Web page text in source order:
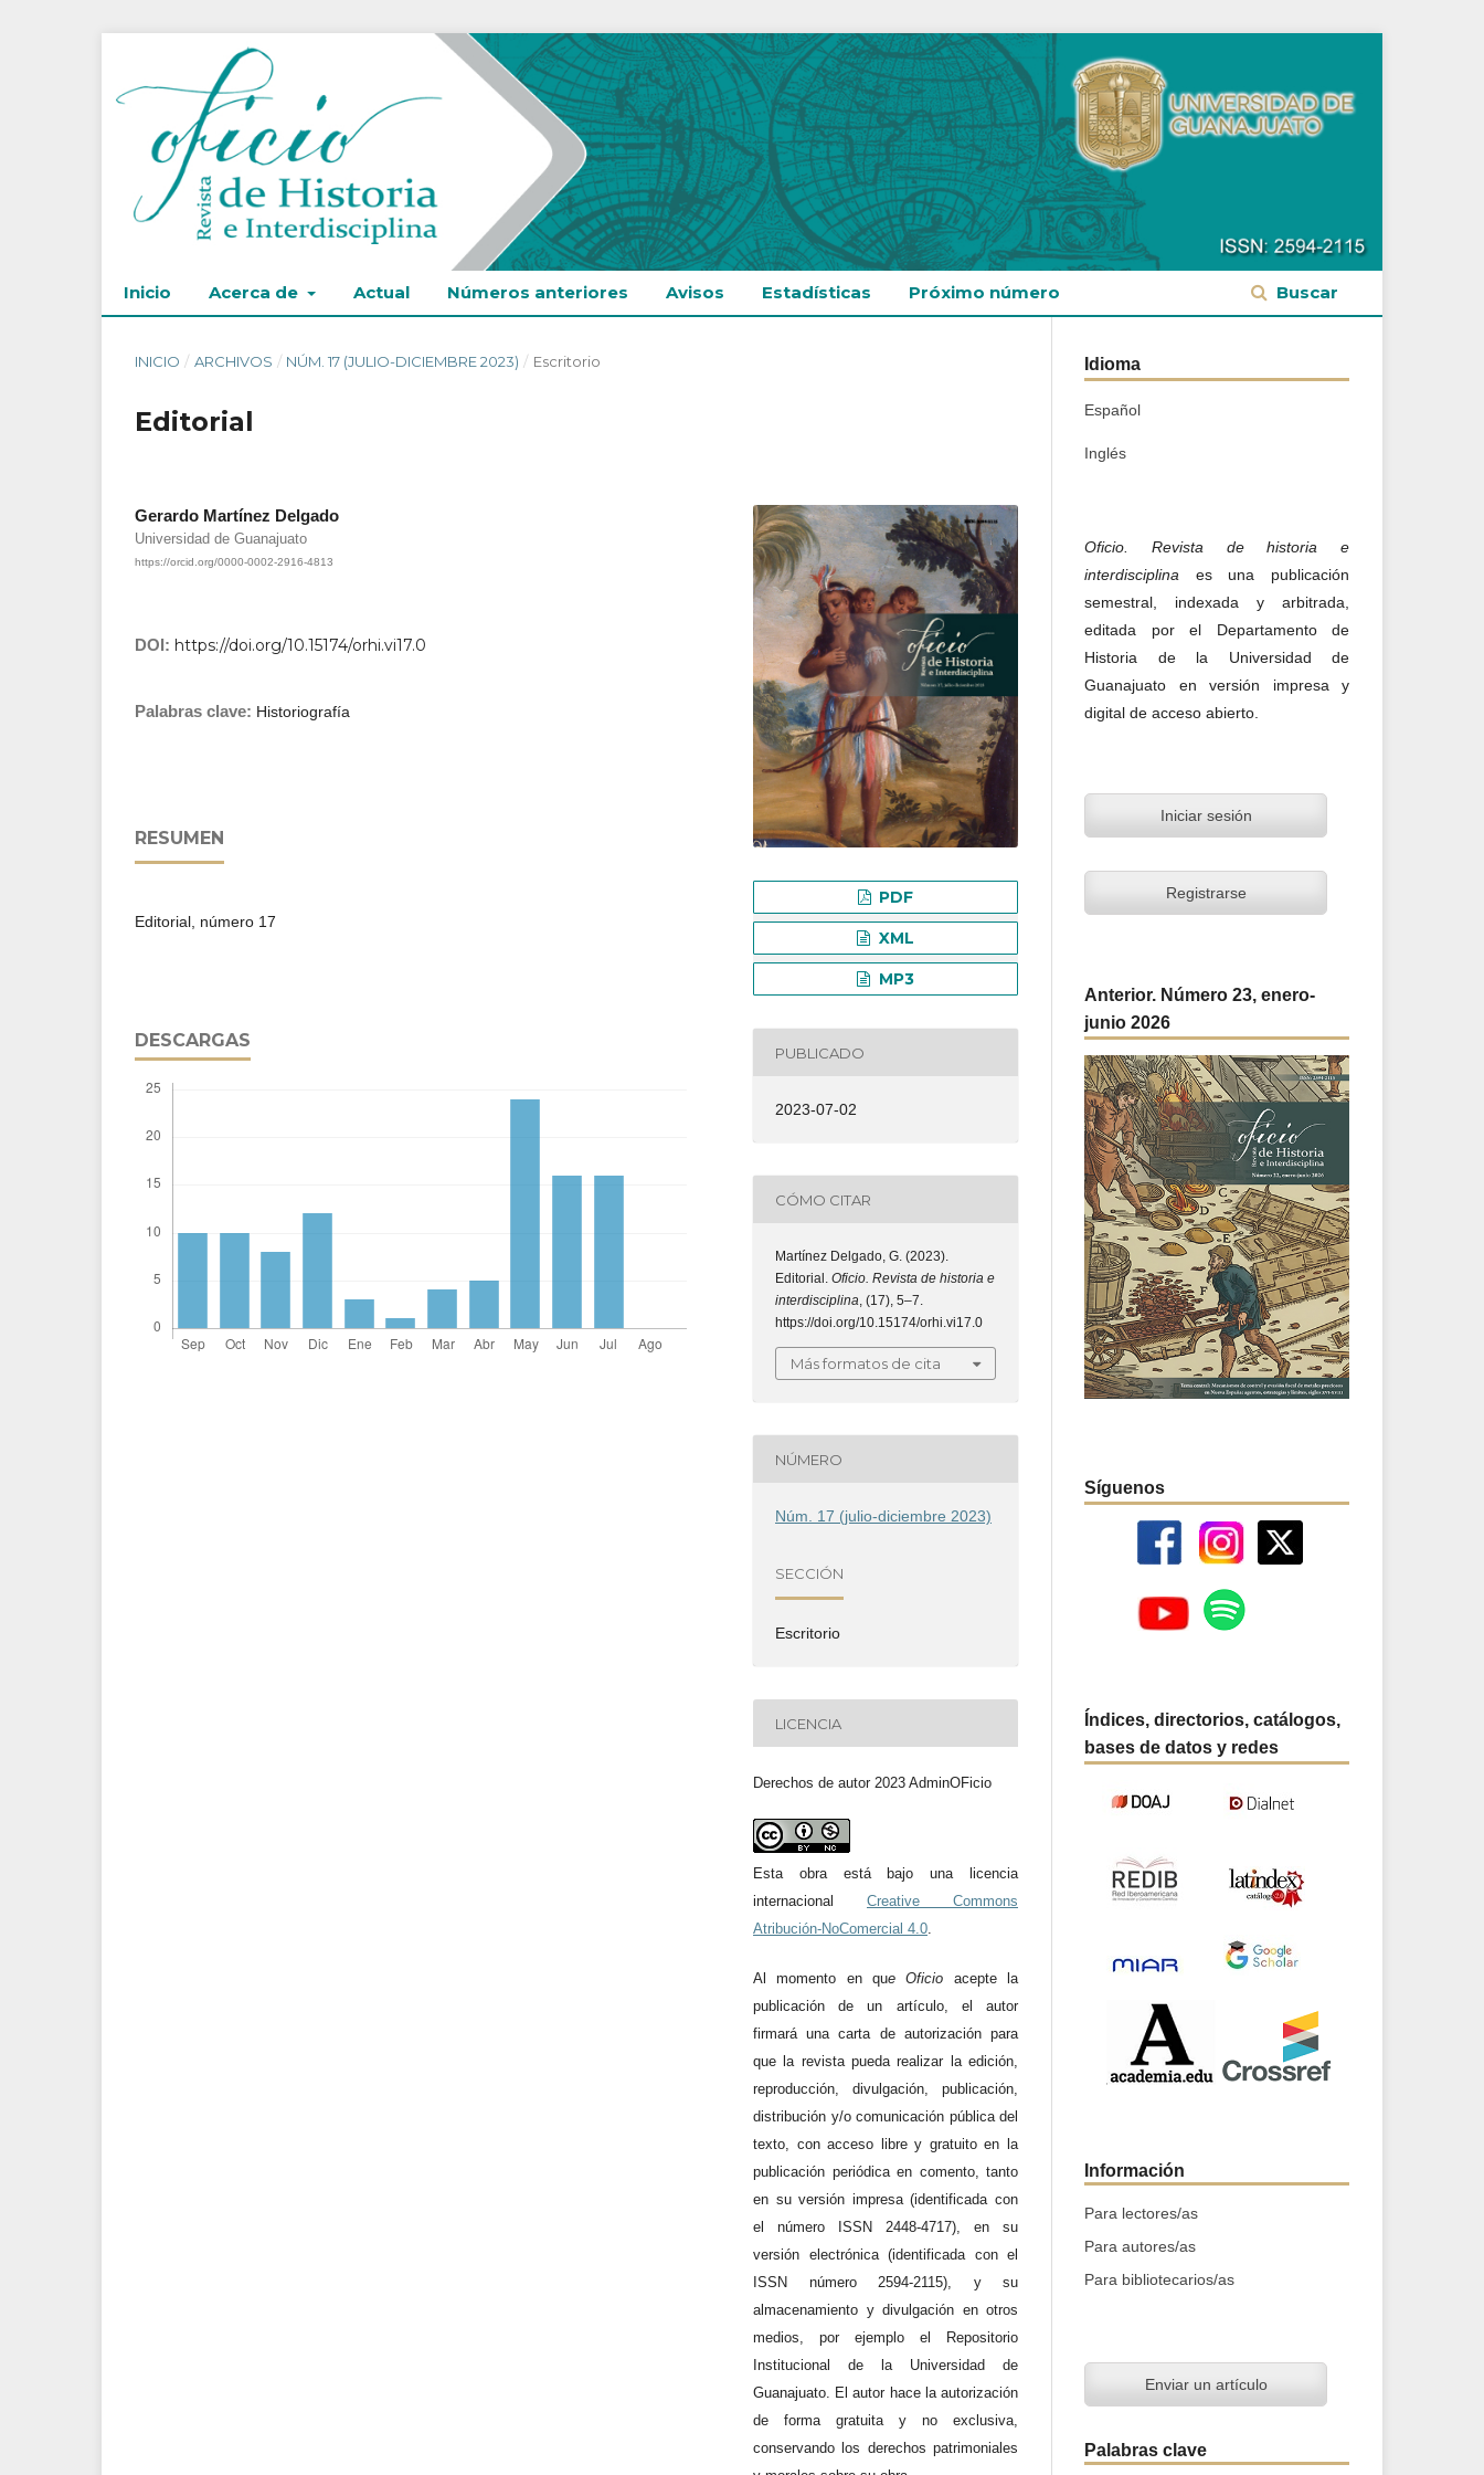
Inicio Acerca de Actual Números anteriores Avisos Estadísticas Próximo número Buscar
INICIO / ARCHIVOS / NÚM. 17 (JULIO-DICIEMBRE 2023) / Escritorio
Editorial
Gerardo Martínez Delgado
Universidad de Guanajuato
https://orcid.org/0000-0002-2916-4813
DOI: https://doi.org/10.15174/orhi.vi17.0
Palabras clave: Historiografía
RESUMEN
Editorial, número 17
DESCARGAS
PDF
XML
MP3
PUBLICADO
2023-07-02
CÓMO CITAR
Martínez Delgado, G. (2023).
Editorial. Oficio. Revista de historia e
interdisciplina, (17), 5–7.
https://doi.org/10.15174/orhi.vi17.0
Más formatos de cita
NÚMERO
Núm. 17 (julio-diciembre 2023)
SECCIÓN
Escritorio
LICENCIA
Derechos de autor 2023 AdminOFicio
Esta obra está bajo una licencia
internacional Creative Commons
Atribución-NoComercial 4.0.
Al momento en queOficio acepte la
publicación de un artículo, el autor
firmará una carta de autorización para
que la revista pueda realizar la edición,
reproducción, divulgación, publicación,
distribución y/o comunicación pública del
texto, con acceso libre y gratuito en la
publicación periódica en comento, tanto
en su versión impresa (identificada con
el número ISSN 2448-4717), en su
versión electrónica (identificada con el
ISSN número 2594-2115), y su
almacenamiento y divulgación en otros
medios, por ejemplo el Repositorio
Institucional de la Universidad de
Guanajuato. El autor hace la autorización
de forma gratuita y no exclusiva,
conservando los derechos patrimoniales
Idioma
Español
Inglés
Oficio. Revista de historia e
interdisciplina es una publicación
semestral, indexada y arbitrada,
editada por el Departamento de
Historia de la Universidad de
Guanajuato en versión impresa y
digital de acceso abierto.
Iniciar sesión
Registrarse
Anterior. Número 23, enero-
junio 2026
Síguenos
Índices, directorios, catálogos,
bases de datos y redes
Información
Para lectores/as
Para autores/as
Para bibliotecarios/as
Enviar un artículo
Palabras clave